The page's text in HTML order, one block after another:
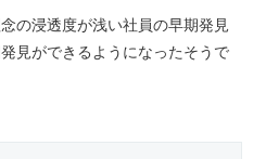
の浸透度が浅い社員の早期発見
見ができるようになったそうで